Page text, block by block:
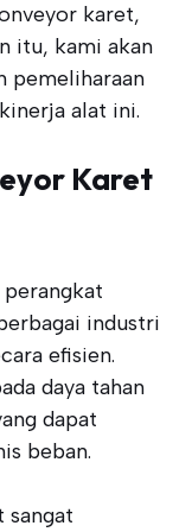
karet,
itu, kami akan
pemeliharaan
alat ini.
Karet
industri
efisien.
daya tahan
dapat
beban.
sangat